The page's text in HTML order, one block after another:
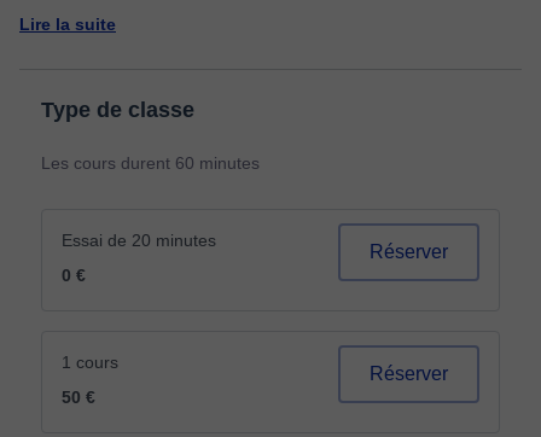
Lire la suite
Type de classe
Les cours durent 60 minutes
Essai de 20 minutes
0 €
Réserver
1 cours
50 €
Réserver